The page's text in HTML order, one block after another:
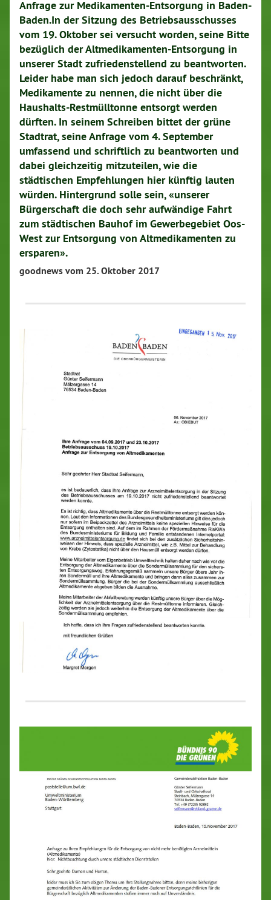
Anfrage zur Medikamenten-Entsorgung in Baden-
Baden.In der Sitzung des Betriebsausschusses
vom 19. Oktober sei versucht worden, seine Bitte
bezüglich der Altmedikamenten-Entsorgung in
unserer Stadt zufriedenstellend zu beantworten.
Leider habe man sich jedoch darauf beschränkt,
Medikamente zu nennen, die nicht über die
Haushalts-Restmülltonne entsorgt werden
dürften. In seinem Schreiben bittet der grüne
Stadtrat, seine Anfrage vom 4. September
umfassend und schriftlich zu beantworten und
dabei gleichzeitig mitzuteilen, wie die
städtischen Empfehlungen hier künftig lauten
würden. Hintergrund solle sein, «unserer
Bürgerschaft die doch sehr aufwändige Fahrt
zum städtischen Bauhof im Gewerbegebiet Oos-
West zur Entsorgung von Altmedikamenten zu
ersparen».
goodnews vom 25. Oktober 2017